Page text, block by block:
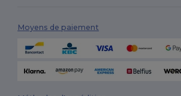
Moyens de paiement